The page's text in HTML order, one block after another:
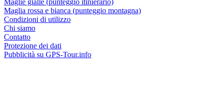
Maglie gialle (punteggio itinierario)
Maglia rossa e bianca (punteggio montagna)
Condizioni di utilizzo
Chi siamo
Contatto
Protezione dei dati
Pubblicità su GPS-Tour.info